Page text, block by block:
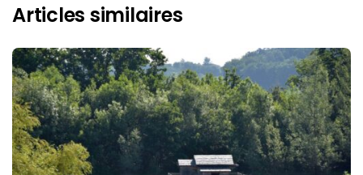
Articles similaires